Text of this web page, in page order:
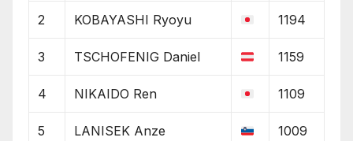
2 KOBAYASHI Ryoyu 1194
3 TSCHOFENIG Daniel 1159
4 NIKAIDO Ren 1109
5 LANISEK Anze 1009